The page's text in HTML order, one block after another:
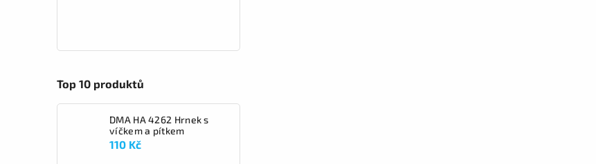
Top 10 produktů
DMA HA 4262 Hrnek s
víčkem a pítkem
110 Kč